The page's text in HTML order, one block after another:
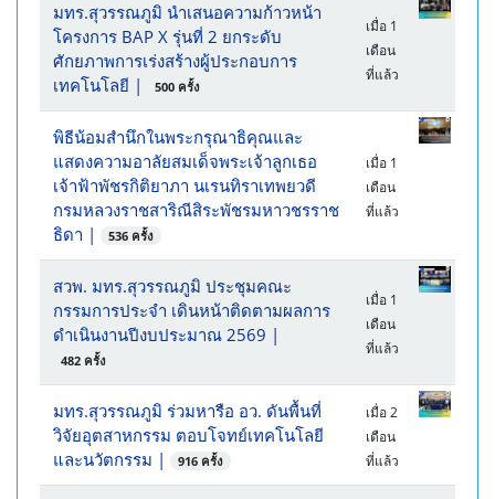
มทร.สุวรรณภูมิ นำเสนอความก้าวหน้า
โครงการ BAP X รุ่นที่ 2 ยกระดับ
ศักยภาพการเร่งสร้างผู้ประกอบการ
เทคโนโลยี | 500 ครั้ง
เมื่อ 1
เดือน
ที่แล้ว
พิธีน้อมสำนึกในพระกรุณาธิคุณและ
แสดงความอาลัยสมเด็จพระเจ้าลูกเธอ
เจ้าฟ้าพัชรกิติยาภา นเรนทิราเทพยวดี
กรมหลวงราชสาริณีสิระพัชรมหาวชรราช
ธิดา | 536 ครั้ง
เมื่อ 1
เดือน
ที่แล้ว
สวพ. มทร.สุวรรณภูมิ ประชุมคณะ
กรรมการประจำ เดินหน้าติดตามผลการ
ดำเนินงานปีงบประมาณ 2569 |
482 ครั้ง
เมื่อ 1
เดือน
ที่แล้ว
มทร.สุวรรณภูมิ ร่วมหารือ อว. ดันพื้นที่
วิจัยอุตสาหกรรม ตอบโจทย์เทคโนโลยี
และนวัตกรรม | 916 ครั้ง
เมื่อ 2
เดือน
ที่แล้ว